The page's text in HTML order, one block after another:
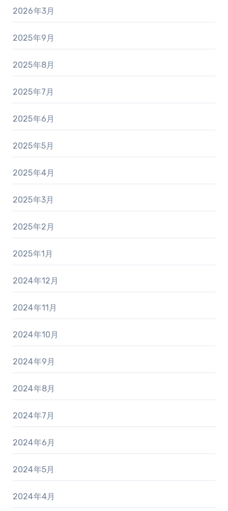
2026年3月
2025年9月
2025年8月
2025年7月
2025年6月
2025年5月
2025年4月
2025年3月
2025年2月
2025年1月
2024年12月
2024年11月
2024年10月
2024年9月
2024年8月
2024年7月
2024年6月
2024年5月
2024年4月